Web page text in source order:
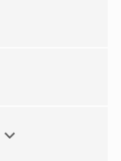
keyboard_arrow_down